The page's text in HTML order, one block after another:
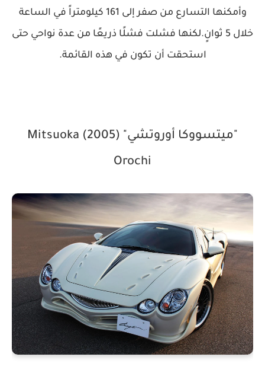
وأمكنها التسارع من صفر إلى 161 كيلومتراً في الساعة
خلال 5 ثوانٍ.لكنها فشلت فشلًا ذريعًا من عدة نواحي حتى
استحقت أن تكون في هذه القائمة.
"ميتسووكا أوروتشي" (2005) Mitsuoka
Orochi